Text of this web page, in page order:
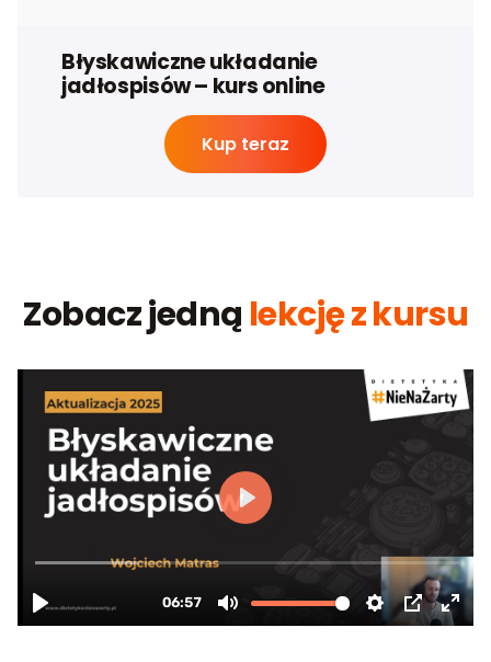
Błyskawiczne układanie
jadłospisów – kurs online
Kup teraz
Zobacz jedną lekcję z kursu